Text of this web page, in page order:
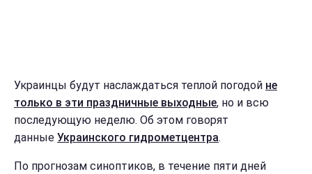
Украинцы будут наслаждаться теплой погодой не
только в эти праздничные выходные, но и всю
последующую неделю. Об этом говорят
данные Украинского гидрометцентра.
По прогнозам синоптиков, в течение пяти дней